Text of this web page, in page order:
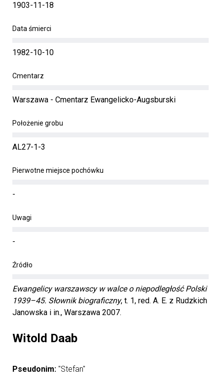
1903-11-18
Data śmierci
1982-10-10
Cmentarz
Warszawa - Cmentarz Ewangelicko-Augsburski
Położenie grobu
AL27-1-3
Pierwotne miejsce pochówku
-
Uwagi
-
Źródło
Ewangelicy warszawscy w walce o niepodległość Polski
1939–45. Słownik biograficzny, t. 1, red. A. E. z Rudzkich
Janowska i in., Warszawa 2007.
Witold Daab
Pseudonim: "Stefan"